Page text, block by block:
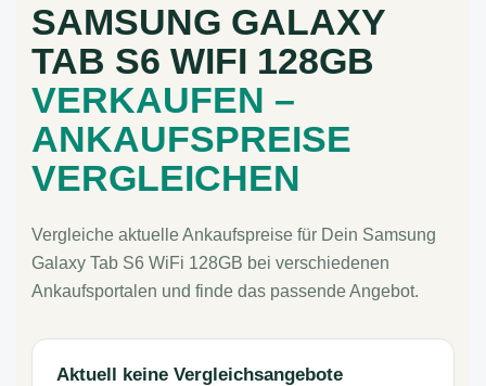
SAMSUNG GALAXY
TAB S6 WIFI 128GB
VERKAUFEN –
ANKAUFSPREISE
VERGLEICHEN
Vergleiche aktuelle Ankaufspreise für Dein Samsung
Galaxy Tab S6 WiFi 128GB bei verschiedenen
Ankaufsportalen und finde das passende Angebot.
Aktuell keine Vergleichsangebote